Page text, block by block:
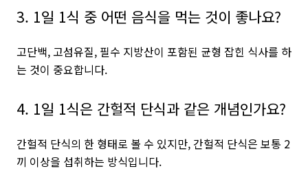
3. 1일 1식 중 어떤 음식을 먹는 것이 좋나요?
고단백, 고섬유질, 필수 지방산이 포함된 균형 잡힌 식사를 하
는 것이 중요합니다.
4. 1일 1식은 간헐적 단식과 같은 개념인가요?
간헐적 단식의 한 형태로 볼 수 있지만, 간헐적 단식은 보통 2
끼 이상을 섭취하는 방식입니다.